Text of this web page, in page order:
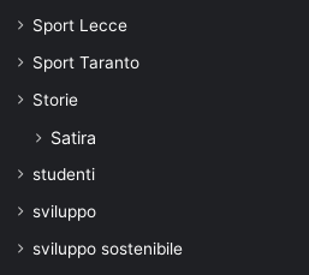
Sport Lecce
Sport Taranto
Storie
Satira
studenti
sviluppo
sviluppo sostenibile